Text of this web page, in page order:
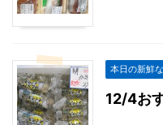
本日の新鮮
12/4お